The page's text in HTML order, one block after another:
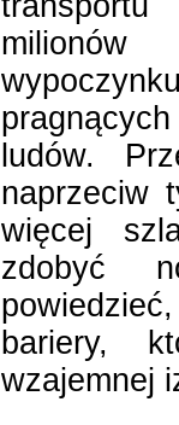
milionów
ludów.
naprzeciw
więcej
zdobyć
bariery,
wzajemnej